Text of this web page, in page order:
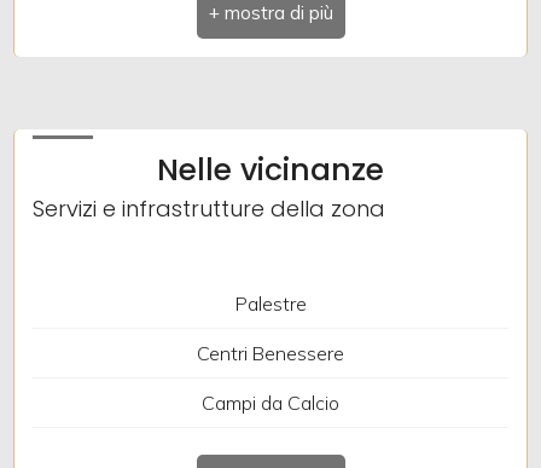
Comune: Gorizia
Bagni: 2
Nelle vicinanze
Servizi e infrastrutture della zona
Palestre
Centri Benessere
Campi da Calcio
Complessi Sportivi